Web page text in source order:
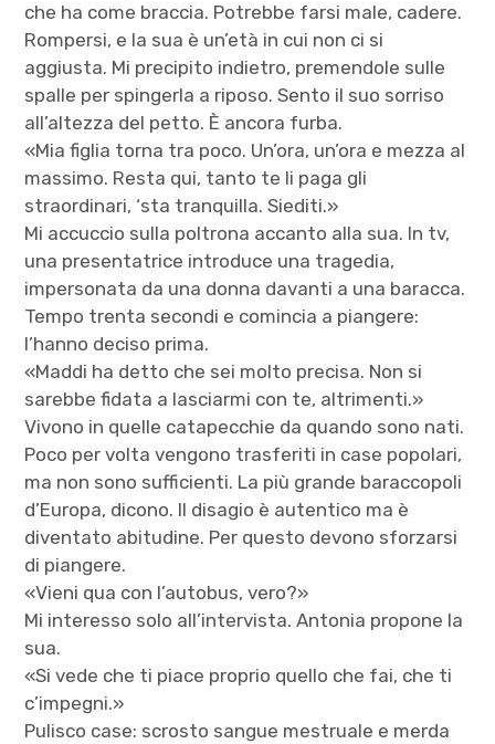
che ha come braccia. Potrebbe farsi male, cadere.
Rompersi, e la sua è un’età in cui non ci si
aggiusta. Mi precipito indietro, premendole sulle
spalle per spingerla a riposo. Sento il suo sorriso
all’altezza del petto. È ancora furba.
«Mia figlia torna tra poco. Un’ora, un’ora e mezza al
massimo. Resta qui, tanto te li paga gli
straordinari, ‘sta tranquilla. Siediti.»
Mi accuccio sulla poltrona accanto alla sua. In tv,
una presentatrice introduce una tragedia,
impersonata da una donna davanti a una baracca.
Tempo trenta secondi e comincia a piangere:
l’hanno deciso prima.
«Maddi ha detto che sei molto precisa. Non si
sarebbe fidata a lasciarmi con te, altrimenti.»
Vivono in quelle catapecchie da quando sono nati.
Poco per volta vengono trasferiti in case popolari,
ma non sono sufficienti. La più grande baraccopoli
d’Europa, dicono. Il disagio è autentico ma è
diventato abitudine. Per questo devono sforzarsi
di piangere.
«Vieni qua con l’autobus, vero?»
Mi interesso solo all’intervista. Antonia propone la
sua.
«Si vede che ti piace proprio quello che fai, che ti
c’impegni.»
Pulisco case: scrosto sangue mestruale e merda